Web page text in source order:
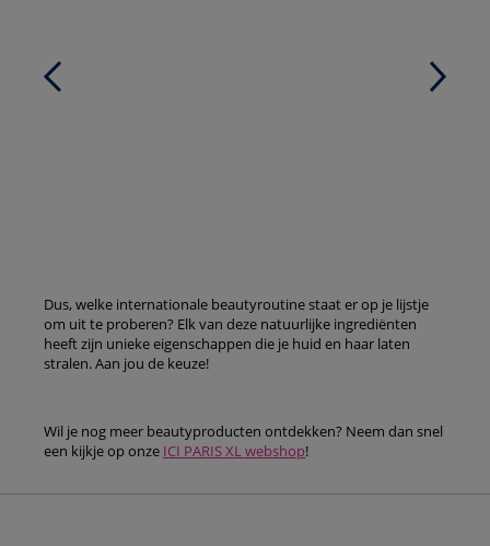
Dus, welke internationale beautyroutine staat er op je lijstje
om uit te proberen? Elk van deze natuurlijke ingrediënten
heeft zijn unieke eigenschappen die je huid en haar laten
stralen. Aan jou de keuze!
Wil je nog meer beautyproducten ontdekken? Neem dan snel
een kijkje op onze ICI PARIS XL webshop!